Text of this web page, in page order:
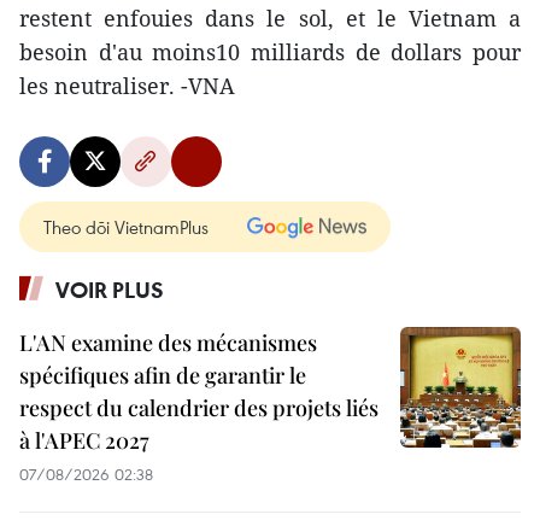
restent enfouies dans le sol, et le Vietnam a
besoin d'au moins10 milliards de dollars pour
les neutraliser. -VNA
Theo dõi VietnamPlus
VOIR PLUS
L'AN examine des mécanismes
spécifiques afin de garantir le
respect du calendrier des projets liés
à l'APEC 2027
07/08/2026 02:38